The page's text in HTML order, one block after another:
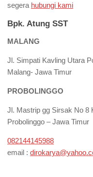
segera hubungi kami
Bpk. Atung SST
MALANG
Jl. Simpati Kavling Utara
Malang- Jawa Timur
PROBOLINGGO
Jl. Mastrip gg Sirsak No 8
Probolinggo – Jawa Timur
082144145988
email :